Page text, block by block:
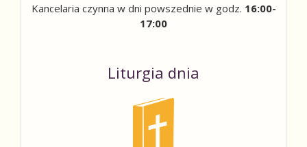
Kancelaria czynna w dni powszednie w godz. 16:00-
17:00
Liturgia dnia